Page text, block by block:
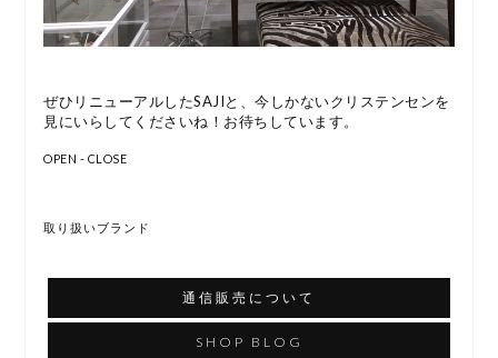
ぜひリニューアルしたSAJIと、今しかないクリステンセンを
見にいらしてくださいね！お待ちしています。
OPEN - CLOSE
取り扱いブランド
通信販売について
SHOP BLOG